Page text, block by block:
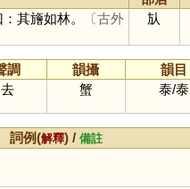
其旝如林。
〔古外
㫃
調 韻攝 韻目
去 蟹 泰/泰
詞例(解釋) /備註